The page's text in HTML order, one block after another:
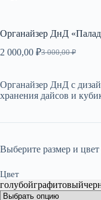
Органайзер ДнД
3 000,00₽
Первоначальная
3
000,00 ₽.
2 000,00 ₽
Текущая
000,00 ₽.
Органайзер ДнД с
хранения дайсов и
Выберите размер и
Цвет
голубойграфитовый